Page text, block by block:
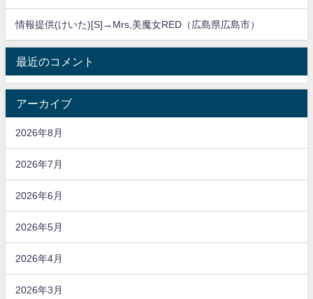
情報提供(けいた)[S]→Mrs,美魔女RED（広島県広島市）
最近のコメント
アーカイブ
2026年8月
2026年7月
2026年6月
2026年5月
2026年4月
2026年3月